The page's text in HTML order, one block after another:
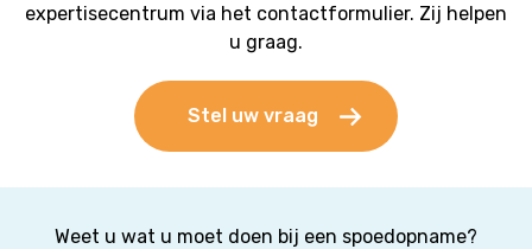
expertisecentrum via het contactformulier. Zij helpen
u graag.
Stel uw vraag
Weet u wat u moet doen bij een spoedopname?